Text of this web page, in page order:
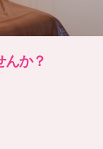
んか？